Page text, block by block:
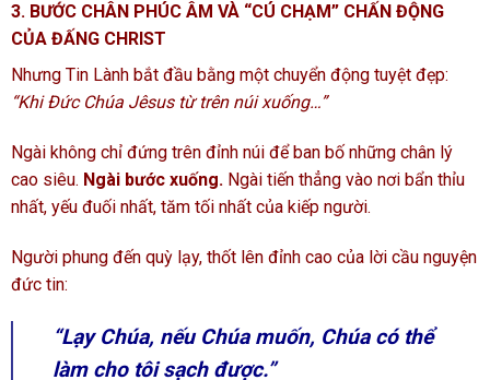
3. BƯỚC CHÂN PHÚC ÂM VÀ “CÚ CHẠM” CHẤN ĐỘNG
CỦA ĐẤNG CHRIST
Nhưng Tin Lành bắt đầu bằng một chuyển động tuyệt đẹp:
“Khi Đức Chúa Jêsus từ trên núi xuống…”
Ngài không chỉ đứng trên đỉnh núi để ban bố những chân lý
cao siêu. Ngài bước xuống. Ngài tiến thẳng vào nơi bẩn thỉu
nhất, yếu đuối nhất, tăm tối nhất của kiếp người.
Người phung đến quỳ lạy, thốt lên đỉnh cao của lời cầu nguyện
đức tin:
“Lạy Chúa, nếu Chúa muốn, Chúa có thể
làm cho tôi sạch được.”